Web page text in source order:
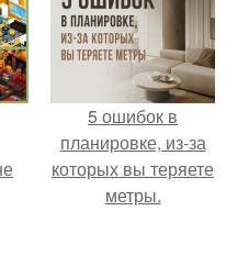
5 ошибок в
планировке, из-за
которых вы теряете
метры.